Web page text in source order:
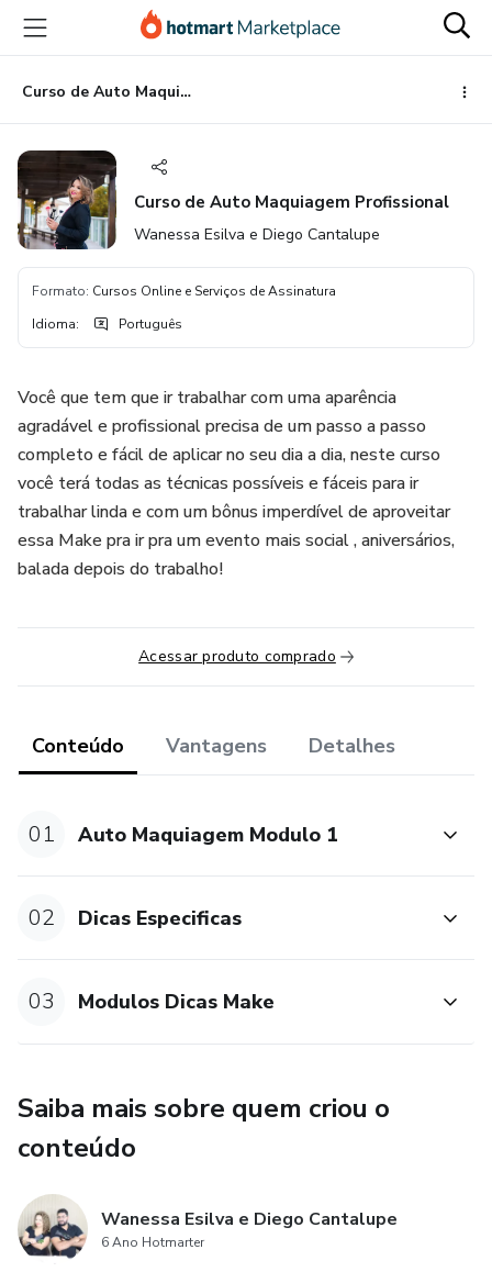
para
conteúdo
principal
para
pagamento
para
rodapé
Curso de Auto Maquiagem Profissional
Curso de Auto Maquiagem Profissional
Wanessa Esilva e Diego Cantalupe
Formato: Cursos Online e Serviços de Assinatura
Idioma: Português
Você que tem que ir trabalhar com uma aparência
agradável e profissional precisa de um passo a passo
completo e fácil de aplicar no seu dia a dia, neste curso
você terá todas as técnicas possíveis e fáceis para ir
trabalhar linda e com um bônus imperdível de aproveitar
essa Make pra ir pra um evento mais social , aniversários,
balada depois do trabalho!
Acessar produto comprado
Conteúdo Vantagens Detalhes
01 Auto Maquiagem Modulo 1
02 Dicas Especificas
03 Modulos Dicas Make
Saiba mais sobre quem criou o
conteúdo
Wanessa Esilva e Diego Cantalupe
6 Ano Hotmarter